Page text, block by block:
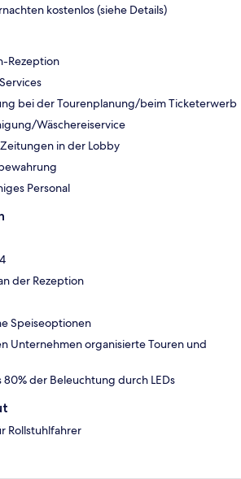
kostenlos (siehe Details)
Rezeption
bei der Tourenplanung/beim Ticketerwerb
Wäschereiservice
in der Lobby
Personal
der Rezeption
Speiseoptionen
Unternehmen organisierte Touren und
der Beleuchtung durch LEDs
Rollstuhlfahrer